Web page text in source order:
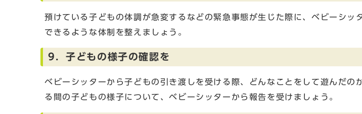
預けている子どもの体調が急変するなどの緊急事態が生じた際に、ベビーシッ
できるような体制を整えましょう。
9．子どもの様子の確認を
ベビーシッターから子どもの引き渡しを受ける際、どんなことをして遊んだの
る間の子どもの様子について、ベビーシッターから報告を受けましょう。